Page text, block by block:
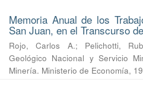
Memoria Anual de los
San Juan, en el Transcurso
Rojo, Carlos A.; Pelichotti,
Geológico Nacional y Servicio
Minería. Ministerio de Economía,